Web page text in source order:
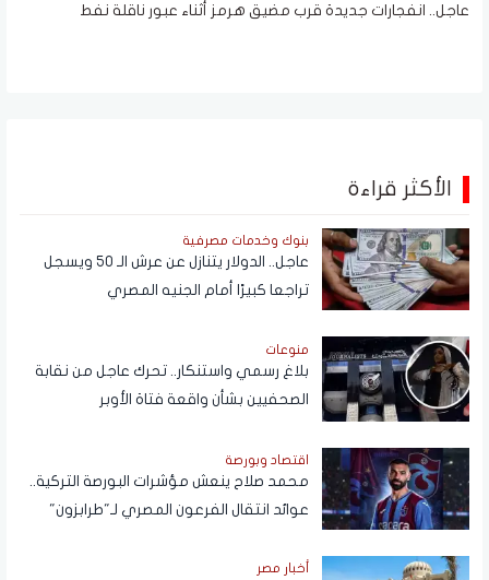
عاجل.. انفجارات جديدة قرب مضيق هرمز أثناء عبور ناقلة نفط
الأكثر قراءة
بنوك وخدمات مصرفية
عاجل.. الدولار يتنازل عن عرش الـ 50 ويسجل
تراجعا كبيرًا أمام الجنيه المصري
منوعات
بلاغ رسمي واستنكار.. تحرك عاجل من نقابة
الصحفيين بشأن واقعة فتاة الأوبر
اقتصاد وبورصة
محمد صلاح ينعش مؤشرات البورصة التركية..
عوائد انتقال الفرعون المصري لـ"طرابزون"
أخبار مصر